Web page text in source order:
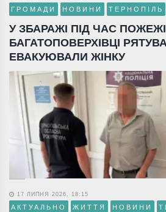
ГРОМАДИ НОВИНИ ТЕРНОПІЛЬ
У ЗБАРАЖІ ПІД ЧАС
БАГАТОПОВЕРХІВЦІ
ЕВАКУЮВАЛИ ЖІНКУ
17 ЛИПНЯ 2026, 18:15
АКТУАЛЬНО ЖИТТЯ НОВИНИ